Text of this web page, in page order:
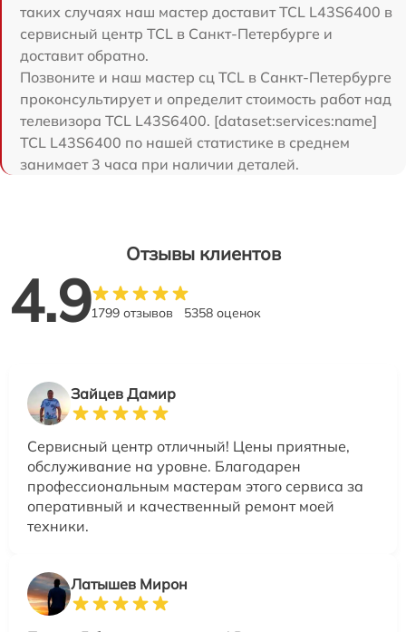
таких случаях наш мастер доставит TCL L43S6400 в
сервисный центр TCL в Санкт-Петербурге и
доставит обратно.
Позвоните и наш мастер сц TCL в Санкт-Петербурге
проконсультирует и определит стоимость работ над
телевизора TCL L43S6400. [dataset:services:name]
TCL L43S6400 по нашей статистике в среднем
занимает 3 часа при наличии деталей.
Отзывы клиентов
4.91799 отзывов 5358 оценок
Зайцев Дамир
Сервисный центр отличный! Цены приятные,
обслуживание на уровне. Благодарен
профессиональным мастерам этого сервиса за
оперативный и качественный ремонт моей
техники.
Латышев Мирон